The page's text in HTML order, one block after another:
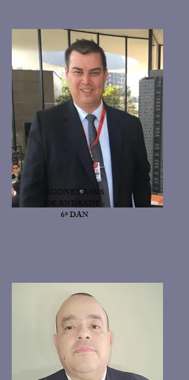
RODNEY ASSIS
DE ANDRADE -
6º DAN